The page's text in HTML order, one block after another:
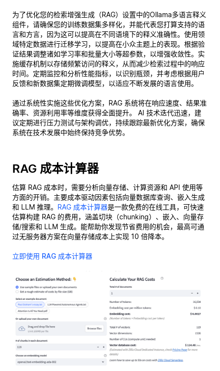
为了优化您的检索增强生成（RAG）设置中的Ollama多语言释义
组件，请确保您的训练数据集多样化，并能代表您打算支持的语
言和方言，因为这可以提高在不同语境下的释义准确性。使用领
域特定数据进行迁移学习，以提高在小众主题上的表现。根据验
证结果调整诸如学习率和批量大小等超参数，以增强收敛性。实
施缓存机制以存储频繁访问的释义，从而减少检索过程中的响应
时间。定期监控和分析性能指标，以识别瓶颈，并考虑根据用户
反馈和新数据集定期微调模型，以适应不断发展的语言使用。
通过系统性实施这些优化方案，RAG 系统将在响应速度、结果准
确率、资源利用率等维度获得全面提升。 AI 技术迭代迅速，建
议定期进行压力测试与架构调优，持续跟踪最新优化方案，确保
系统在技术发展中始终保持竞争优势。
RAG 成本计算器
估算 RAG 成本时，需要分析向量存储、计算资源和 API 使用等
方面的开销。主要成本驱动因素包括向量数据库查询、嵌入生成
和 LLM 推理。 RAG 成本计算器是一款免费的在线工具，可快速
估算构建 RAG 的费用，涵盖切块（chunking）、嵌入、向量存
储/搜索和 LLM 生成。能帮助你发现节省费用的机会，最高可通
过无服务器方案在向量存储成本上实现 10 倍降本。
立即使用 RAG 成本计算器